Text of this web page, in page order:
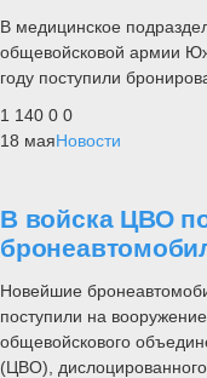
В медицинское
общевойсковой армии
году поступили
1 140 0 0
18 маяНовости
В войска ЦВО
Новейшие
поступили на
общевойскового
(ЦВО),